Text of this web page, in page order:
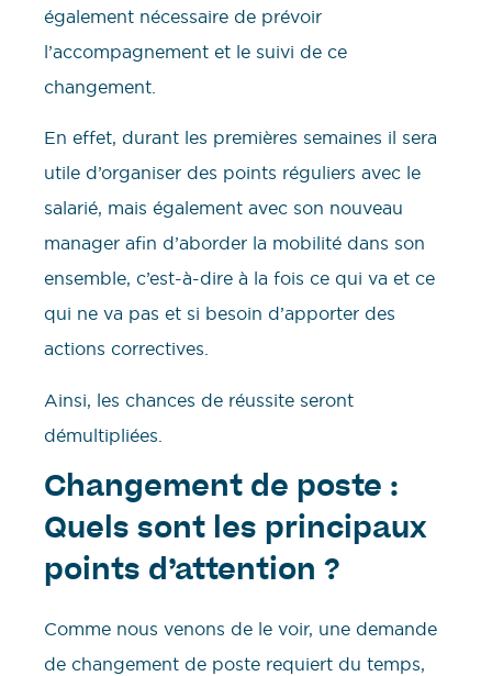
également nécessaire de prévoir
l’accompagnement et le suivi de ce
changement.
En effet, durant les premières semaines il sera
utile d’organiser des points réguliers avec le
salarié, mais également avec son nouveau
manager afin d’aborder la mobilité dans son
ensemble, c’est-à-dire à la fois ce qui va et ce
qui ne va pas et si besoin d’apporter des
actions correctives.
Ainsi, les chances de réussite seront
démultipliées.
Changement de poste :
Quels sont les principaux
points d’attention ?
Comme nous venons de le voir, une demande
de changement de poste requiert du temps,